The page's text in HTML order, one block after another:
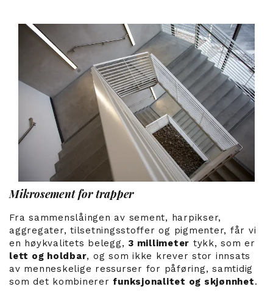
Mikrosement for trapper
Fra sammenslåingen av sement, harpikser,
aggregater, tilsetningsstoffer og pigmenter, får vi
en høykvalitets belegg, 3 millimeter tykk, som er
lett og holdbar, og som ikke krever stor innsats
av menneskelige ressurser for påføring, samtidig
som det kombinererfunksjonalitet og skjønnhet.